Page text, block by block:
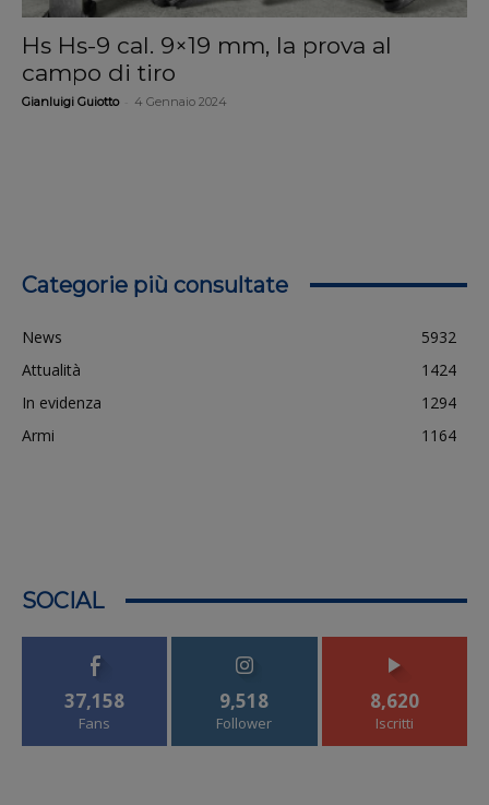
Hs Hs-9 cal. 9×19 mm, la prova al
campo di tiro
Gianluigi Guiotto 4 Gennaio 2024
Categorie più consultate
News
5932
Attualità
1424
In evidenza
1294
Armi
1164
SOCIAL
37,158
Fans
9,518
Follower
8,620
Iscritti